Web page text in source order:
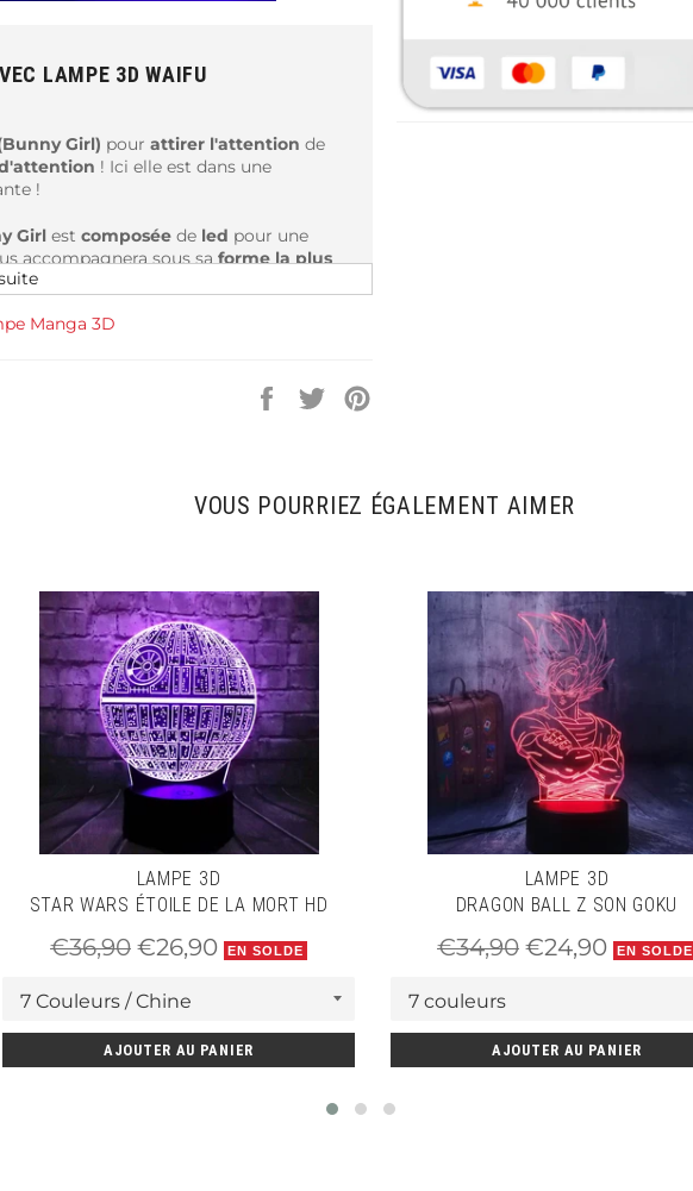
LAMPE 3D WAIFU
Girl) pour attirer l'attention de
! Ici elle est dans une
!
Girl est composée de led pour une
accompagnera sous saforme la plus
otaku
/ Hologramme
Manga 3D
Partager
sur
Tweeter
sur
VOUS POURRIEZ ÉGALEMENT AIMER
LAMPE 3D
STAR WARS ÉTOILE DE LA MORT HD
Prix
€36,90 Prix
€26,90 EN SOLDE
AJOUTER AU PANIER
LAMPE 3D
DRAGON BALL Z SON GOKU
Prix
€34,90 Prix
€24,90 EN SOLDE
AJOUTER AU PANIER